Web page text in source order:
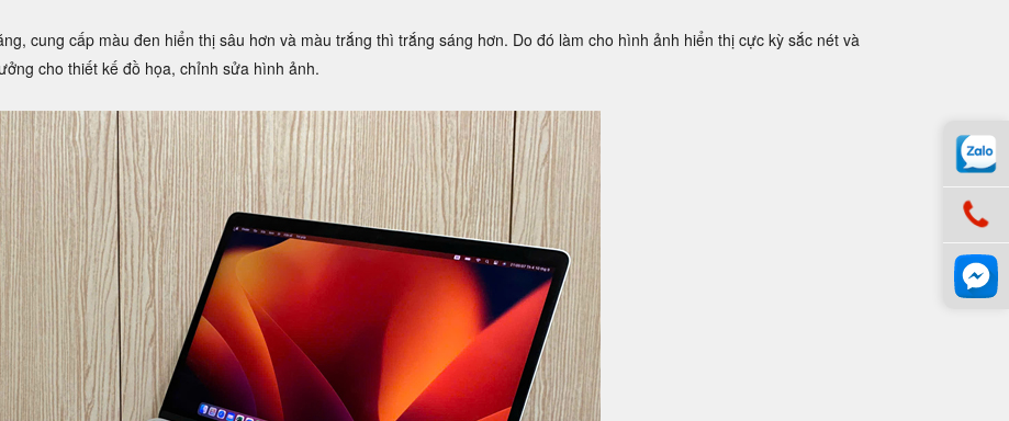
cung cấp màu đen hiển thị sâu hơn và màu trắng thì trắng sáng hơn. Do đó làm cho hình ảnh hiển thị cực kỳ sắc nét và
cho thiết kế đồ họa, chỉnh sửa hình ảnh.